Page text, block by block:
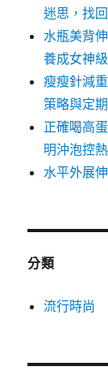
迷思，找
水瓶美背
養成女神
瘦瘦針減
策略與定
正確喝高
明沖泡控
水平外展
分類
流行時尚